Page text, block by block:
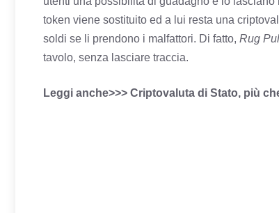
token viene sostituito ed a lui resta una
soldi se li prendono i malfattori. Di fatto, Rug
tavolo, senza lasciare traccia.
Leggi anche>>> Criptovaluta di Stato, più